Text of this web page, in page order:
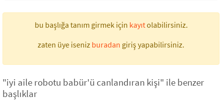
bu başlığa tanım girmek için kayıtolabilirsiniz.
zaten üye iseniz buradan giriş yapabilirsiniz.
"iyi aile robotu babür'ü canlandıran kişi" ile benzer
başlıklar